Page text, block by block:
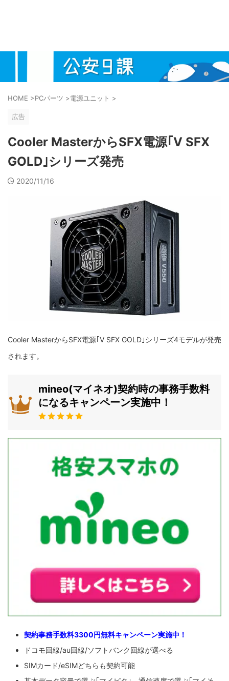
HOME >PCパーツ >電源ユニット >
広告
Cooler MasterからSFX電源｢V SFX
GOLD｣シリーズ発売
2020/11/16
Cooler MasterからSFX電源｢V SFX GOLD｣シリーズ4モデルが発売
されます。
mineo(マイネオ)契約時の事務手数料
になるキャンペーン実施中！
契約事務手数料3300円無料キャンペーン実施中！
ドコモ回線/au回線/ソフトバンク回線が選べる
SIMカード/eSIMどちらも契約可能